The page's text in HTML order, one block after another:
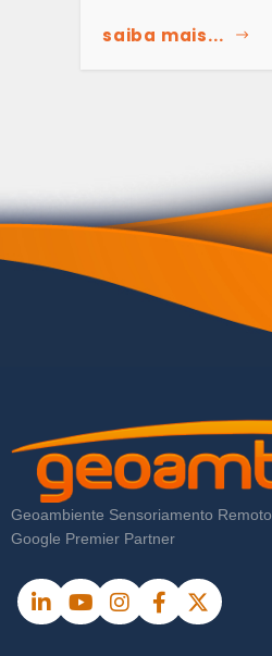
saiba mais...
Geoambiente Sensoriamento Remoto
Google Premier Partner